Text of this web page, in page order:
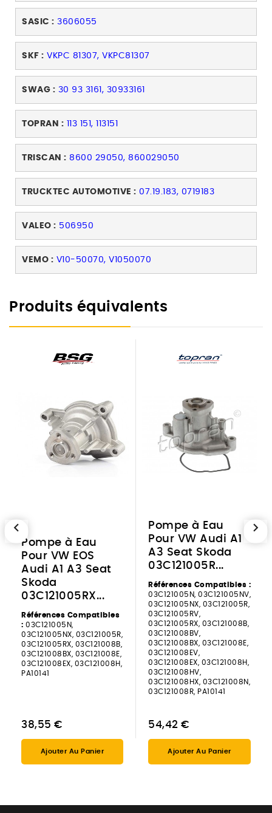
SASIC : 3606055
SKF : VKPC 81307, VKPC81307
SWAG : 30 93 3161, 30933161
TOPRAN : 113 151, 113151
TRISCAN : 8600 29050, 860029050
TRUCKTEC AUTOMOTIVE : 07.19.183, 0719183
VALEO : 506950
VEMO : V10-50070, V1050070
Produits équivalents
Pompe à Eau
Pour VW EOS
Audi A1 A3 Seat
Skoda
03C121005RX...
Références Compatibles
: 03C121005N,
03C121005NX, 03C121005R,
03C121005RX, 03C121008B,
03C121008BX, 03C121008E,
03C121008EX, 03C121008H,
PA10141
38,55 €
Ajouter Au Panier
Pompe à Eau
Pour VW Audi A1
A3 Seat Skoda
03C121005R...
Références Compatibles :
03C121005N, 03C121005NV,
03C121005NX, 03C121005R,
03C121005RV,
03C121005RX, 03C121008B,
03C121008BV,
03C121008BX, 03C121008E,
03C121008EV,
03C121008EX, 03C121008H,
03C121008HV,
03C121008HX, 03C121008N,
03C121008R, PA10141
54,42 €
Ajouter Au Panier
chevron_left chevron_right